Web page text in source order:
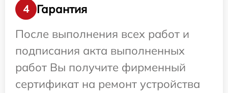
4
Гарантия
После выполнения всех работ и
подписания акта выполненных
работ Вы получите фирменный
сертификат на ремонт устройства